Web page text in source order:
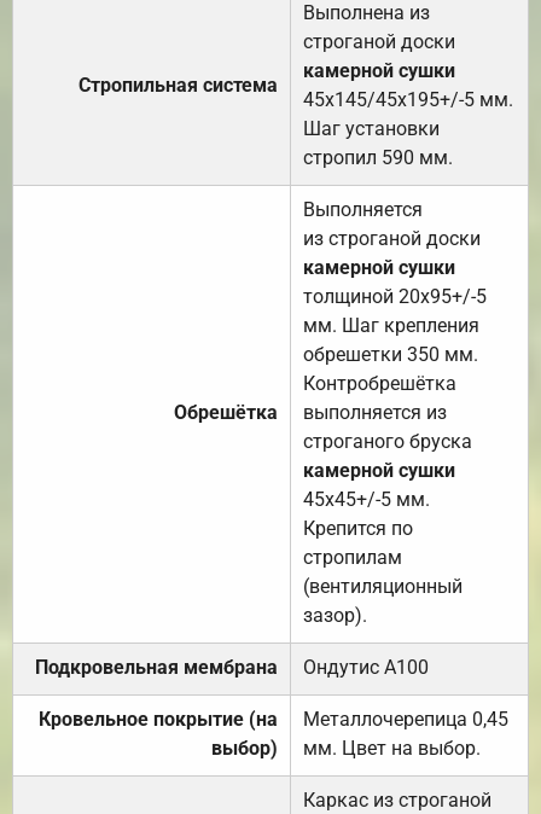
Стропильная система
Выполнена из
строганой доски
камерной сушки
45х145/45х195+/-5 мм.
Шаг установки
стропил 590 мм.
Обрешётка
Выполняется
из строганой доски
камерной сушки
толщиной 20х95+/-5
мм. Шаг крепления
обрешетки 350 мм.
Контробрешётка
выполняется из
строганого бруска
камерной сушки
45х45+/-5 мм.
Крепится по
стропилам
(вентиляционный
зазор).
Подкровельная мембрана Ондутис А100
Кровельное покрытие (на
выбор)
Металлочерепица 0,45
мм. Цвет на выбор.
Каркас из строганой